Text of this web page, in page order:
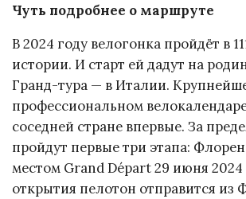
Чуть подробнее о маршруте
В 2024 году велогонка пройдёт в
истории. И старт ей дадут на
Гранд-тура — в Италии.
профессиональном
соседней стране впервые. За
пройдут первые три этапа:
местом Grand Départ 29 июня 2024
открытия пелотон отправится из